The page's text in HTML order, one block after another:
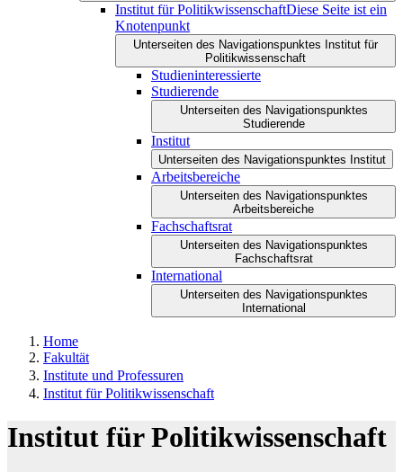
Institut für PolitikwissenschaftDiese Seite ist ein
Knotenpunkt
Unterseiten des Navigationspunktes Institut für
Politikwissenschaft
Studieninteressierte
Studierende
Unterseiten des Navigationspunktes
Studierende
Institut
Unterseiten des Navigationspunktes Institut
Arbeitsbereiche
Unterseiten des Navigationspunktes
Arbeitsbereiche
Fachschaftsrat
Unterseiten des Navigationspunktes
Fachschaftsrat
International
Unterseiten des Navigationspunktes
International
Home
Fakultät
Institute und Professuren
Institut für Politikwissenschaft
Institut für Politikwissenschaft